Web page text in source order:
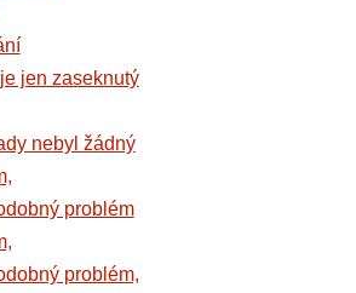
jen zaseknutý
nebyl žádný
problém
problém,